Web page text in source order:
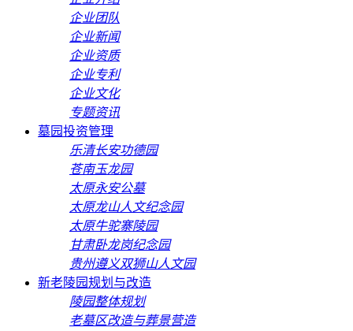
企业团队
企业新闻
企业资质
企业专利
企业文化
专题资讯
墓园投资管理
乐清长安功德园
苍南玉龙园
太原永安公墓
太原龙山人文纪念园
太原牛驼寨陵园
甘肃卧龙岗纪念园
贵州遵义双狮山人文园
新老陵园规划与改造
陵园整体规划
老墓区改造与葬景营造